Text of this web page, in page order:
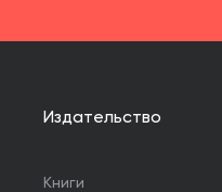
Издательство
Книги